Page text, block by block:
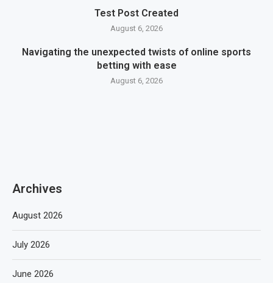
Test Post Created
August 6, 2026
Navigating the unexpected twists of online sports
betting with ease
August 6, 2026
Archives
August 2026
July 2026
June 2026